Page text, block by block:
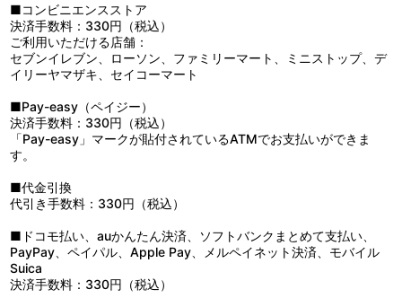
■コンビニエンスストア
決済手数料：330円（税込）
ご利用いただける店舗：
セブンイレブン、ローソン、ファミリーマート、ミニストップ、デ
イリーヤマザキ、セイコーマート
■Pay-easy（ペイジー）
決済手数料：330円（税込）
「Pay-easy」マークが貼付されているATMでお支払いができま
す。
■代金引換
代引き手数料：330円（税込）
■ドコモ払い、auかんたん決済、ソフトバンクまとめて支払い、
PayPay、ペイパル、Apple Pay、メルペイネット決済、モバイル
Suica
決済手数料：330円（税込）